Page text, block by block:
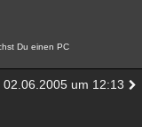
Du einen PC
02.06.2005 um 12:13